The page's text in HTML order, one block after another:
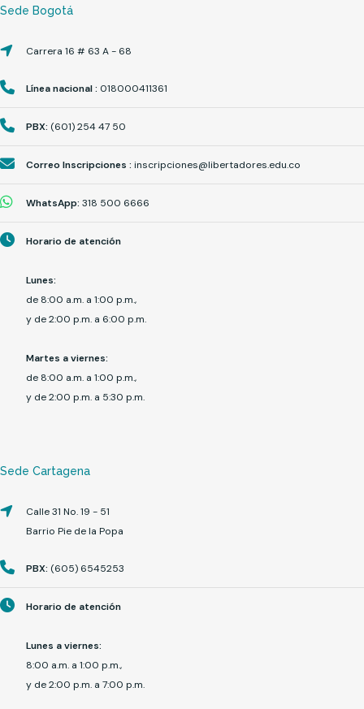
Sede Bogotá
Carrera 16 # 63 A - 68
Línea nacional : 018000411361
PBX: (601) 254 47 50
Correo Inscripciones : inscripciones@libertadores.edu.co
WhatsApp: 318 500 6666
Horario de atención
Lunes:
de 8:00 a.m. a 1:00 p.m.,
y de 2:00 p.m. a 6:00 p.m.
Martes a viernes:
de 8:00 a.m. a 1:00 p.m.,
y de 2:00 p.m. a 5:30 p.m.
Sede Cartagena
Calle 31 No. 19 - 51
Barrio Pie de la Popa
PBX: (605) 6545253
Horario de atención
Lunes a viernes:
8:00 a.m. a 1:00 p.m.,
y de 2:00 p.m. a 7:00 p.m.